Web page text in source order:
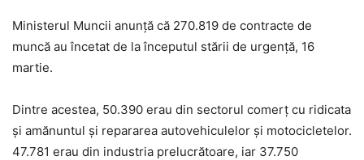
Ministerul Muncii anunță că 270.819 de contracte de
muncă au încetat de la începutul stării de urgență, 16
martie.
Dintre acestea, 50.390 erau din sectorul comerţ cu ridicata
şi amănuntul şi repararea autovehiculelor şi motocicletelor.
47.781 erau din industria prelucrătoare, iar 37.750